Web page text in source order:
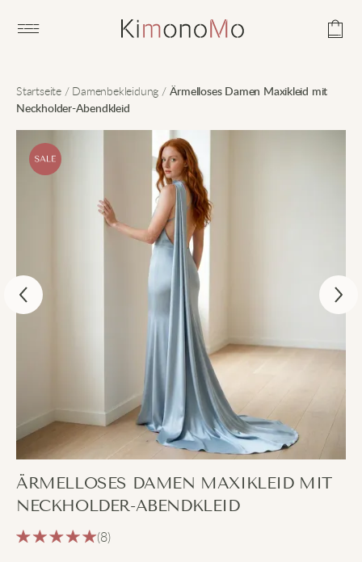
Open main menu
Startseite/ Damenbekleidung / Ärmelloses Damen Maxikleid mit
Neckholder-Abendkleid
ÄRMELLOSES DAMEN MAXIKLEID MIT
NECKHOLDER-ABENDKLEID
(8)